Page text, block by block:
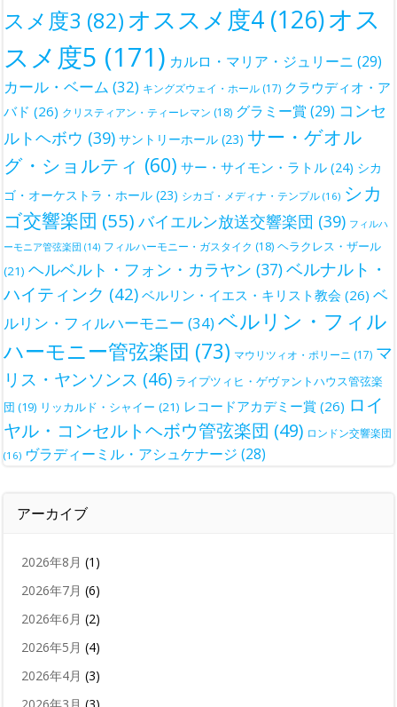
スメ度3 (82) オススメ度4 (126)オス
スメ度5 (171) カルロ・マリア・ジュリーニ (29)
カール・ベーム (32) キングズウェイ・ホール (17) クラウディオ・ア
バド (26) クリスティアン・ティーレマン (18) グラミー賞 (29) コンセ
ルトヘボウ (39) サントリーホール (23) サー・ゲオル
グ・ショルティ (60) サー・サイモン・ラトル (24) シカ
ゴ・オーケストラ・ホール (23) シカゴ・メディナ・テンプル (16) シカ
ゴ交響楽団 (55) バイエルン放送交響楽団 (39) フィルハ
ーモニア管弦楽団 (14) フィルハーモニー・ガスタイク (18) ヘラクレス・ザール
(21) ヘルベルト・フォン・カラヤン (37)ベルナルト・
ハイティンク (42) ベルリン・イエス・キリスト教会 (26) ベ
ルリン・フィルハーモニー (34)ベルリン・フィル
ハーモニー管弦楽団 (73) マウリツィオ・ポリーニ (17) マ
リス・ヤンソンス (46) ライプツィヒ・ゲヴァントハウス管弦楽
団 (19) リッカルド・シャイー (21) レコードアカデミー賞 (26) ロイ
ヤル・コンセルトヘボウ管弦楽団 (49) ロンドン交響楽団
(16) ヴラディーミル・アシュケナージ (28)
アーカイブ
2026年8月 (1)
2026年7月 (6)
2026年6月 (2)
2026年5月 (4)
2026年4月 (3)